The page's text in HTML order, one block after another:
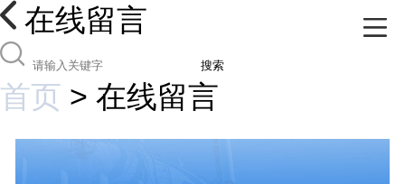
在线留言
搜索
首页 > 在线留言